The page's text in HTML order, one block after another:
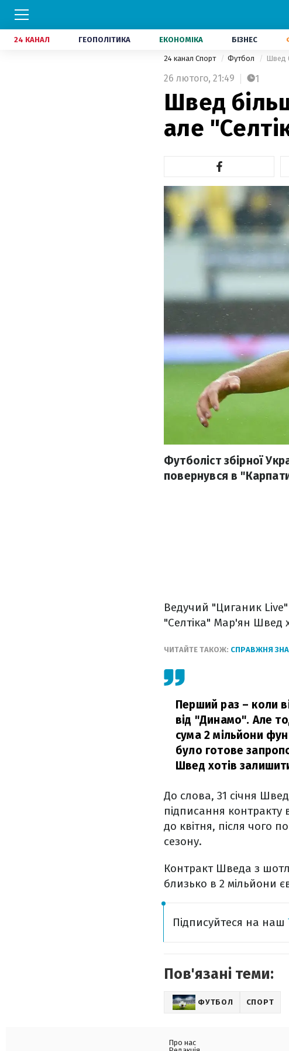
24 КАНАЛ ГЕОПОЛІТИКА ЕКОНОМІКА БІЗНЕС
24 канал Спорт Футбол Швед
26 лютого, 21:49 1
Швед
але
Футболіст збірної
повернувся в
Ведучий "Циганик
"Селтіка" Мар'ян Швед
ЧИТАЙТЕ ТАКОЖ: СПРАВЖНЯ
Перший раз – коли
від "Динамо". Але
сума 2 мільйони
було готове
Швед хотів
До слова, 31 січня Швед
підписання контракту
до квітня, після чого
сезону.
Контракт Шведа з
близько в 2 мільйони
Підписуйтеся на наш
Пов'язані теми:
ФУТБОЛ СПОРТ
Про нас